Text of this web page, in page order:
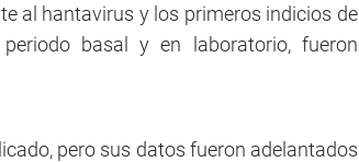
al hantavirus y los primeros indicios de
basal y en laboratorio, fueron
pero sus datos fueron adelantados